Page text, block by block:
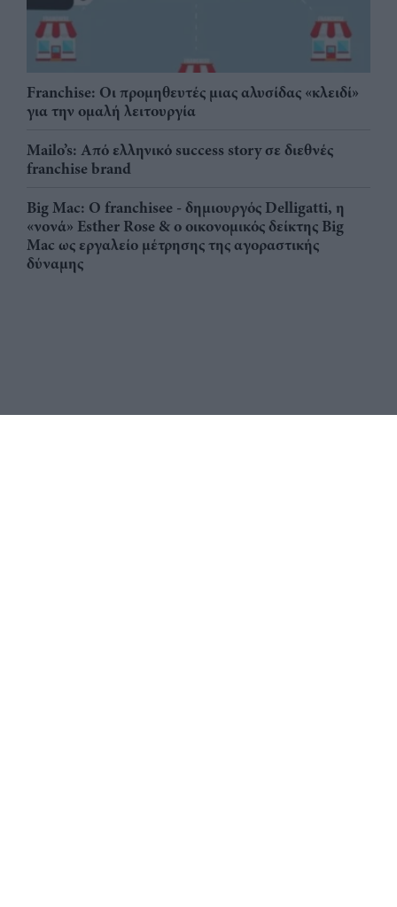
Franchise: Οι προμηθευτές μιας αλυσίδας «κλειδί»
για την ομαλή λειτουργία
Mailo’s: Από ελληνικό success story σε διεθνές
franchise brand
Big Mac: Ο franchisee - δημιουργός Delligatti, η
«νονά» Esther Rose & ο οικονομικός δείκτης Big
Mac ως εργαλείο μέτρησης της αγοραστικής
δύναμης